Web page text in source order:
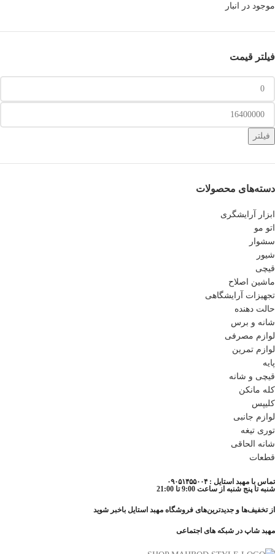
موجود در انبار
فیلتر قیمت
فیلتر
دسته‌های محصولات
ابزار آرایشگری
اتو مو
سشوار
شیور
قیچی
ماشین اصلاح
تجهیزات آرایشگاهی
حالت دهنده
شانه و برس
لوازم مصرفی
لوازم تمرین
پایه
قیچی و شانه
کله مانکن
کلیپس
لوازم جانبی
توری تیغه
شانه الحاقی
قطعات
تماس با مهبد استایل : ۰۹۰۵۱۴۵۵۰۰۴
شنبه تا پنج شنبه از ساعت 9:00 تا 21:00
از تخفیف‌ها و جدیدترین‌های فروشگاه مهبد استایل باخبر شوید
مهبد شاپ در شبکه های اجتماعی